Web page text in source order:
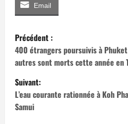
Email
N
a
v
i
g
Précédent :
400 étrangers poursuivis à
autres sont morts cette année en
Suivant:
L’eau courante rationnée à Koh
Samui